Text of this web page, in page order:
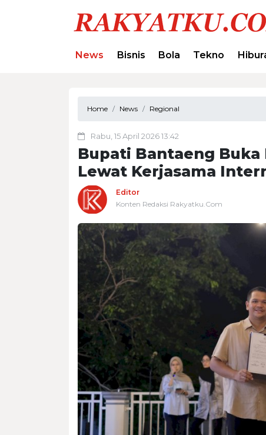
News Bisnis Bola Tekno
Home News Regional
Rabu, 15 April 2026 13:42
Bupati Bantaeng Buka
Lewat Kerjasama
Editor
Konten Redaksi Rakyatku.Com